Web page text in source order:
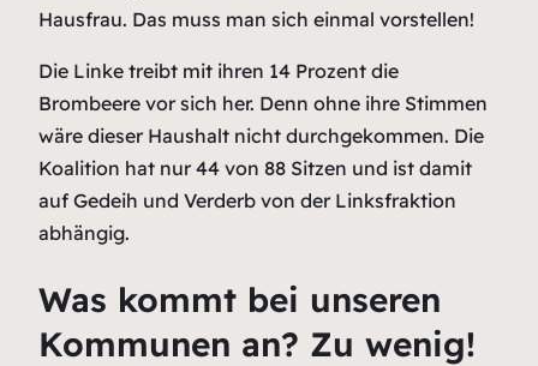
Hausfrau. Das muss man sich einmal vorstellen!
Die Linke treibt mit ihren 14 Prozent die
Brombeere vor sich her. Denn ohne ihre Stimmen
wäre dieser Haushalt nicht durchgekommen. Die
Koalition hat nur 44 von 88 Sitzen und ist damit
auf Gedeih und Verderb von der Linksfraktion
abhängig.
Was kommt bei unseren
Kommunen an? Zu wenig!